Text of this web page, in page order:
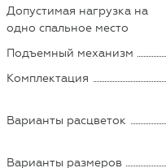
Допустимая нагрузка на
одно спальное место
Подъемный механизм
Комплектация
Варианты расцветок
Варианты размеров